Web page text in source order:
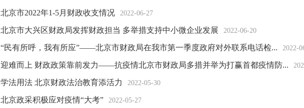
北京市2022年1-5月财政收支情况 2022-06-27
北京市大兴区财政局发挥财政担当 多举措支持中小微企业发展 2022-06-20
“民有所呼，我有所应”——北京市财政局在我市第一季度政府对外联系电话检... 2022-
迎难而上 财政政策靠前发力——抗疫情北京市财政局多措并举为打赢首都疫情防...
学法用法 北京财政法治教育添活力 2022-05-30
北京政采积极应对疫情“大考” 2022-05-27